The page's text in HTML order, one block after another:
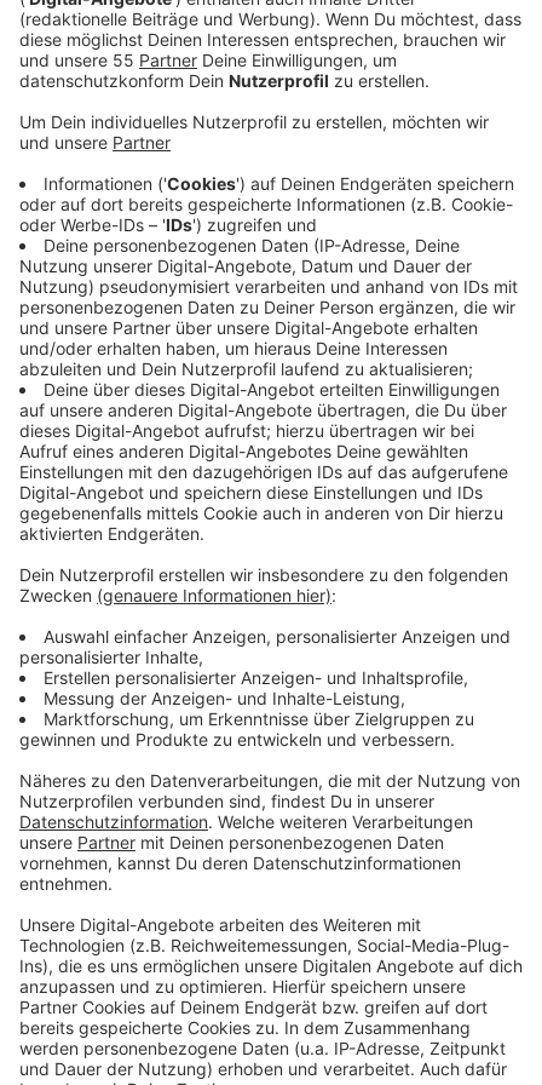
Anzeige
Ein 26-jähriger Brandstifter wurde am Montag (16.12.)
zu neun Jahren Haft verurteilt. Ihm wurde vorgeworfen
über 40 Feuer in Viersen und Mönchengladbach gelegt
zu haben, vor allem an Autos. Unter anderem habe der
Mann einen Transporter mit sieben Neufahrzeugen
angezündet - dabei sei ein Schaden von 600.000 Euro
entstanden. Der gesamte Sachschaden der zwischen
Juli 2022 und Dezember 2023 durch die Taten
entstanden sein soll liegt bei knapp einer Million Euro,
heißt es.
Anzeige
Verurteilung und Beweislage
Anzeige
Das Landgericht Mönchengladbach verurteilte den
Angeklagten für 22 Brandstiftungen. Für die restlichen
Taten fehlten ausreichende Beweise. Laut Ermittlern
war die Motivation des Täters die Liebe zum Feuer.
Das Urteil ist noch nicht rechtskräftig, da beide
Parteien Revision einlegen können.
Anzeige
Anzeige